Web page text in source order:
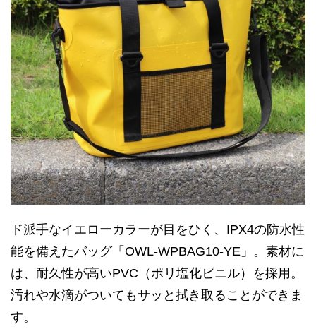
ド派手なイエローカラーが目をひく、IPX4の防水性
能を備えたバッグ「OWL-WPBAG10-YE」。素材に
は、耐久性が高いPVC（ポリ塩化ビニル）を採用。
汚れや水滴がついてもサッと拭き取ることができま
す。